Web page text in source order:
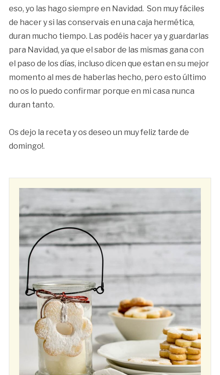
eso, yo las hago siempre en Navidad. Son muy fáciles
de hacer y si las conservais en una caja hermética,
duran mucho tiempo. Las podéis hacer ya y guardarlas
para Navidad, ya que el sabor de las mismas gana con
el paso de los días, incluso dicen que estan en su mejor
momento al mes de haberlas hecho, pero esto último
no os lo puedo confirmar porque en mi casa nunca
duran tanto.
Os dejo la receta y os deseo un muy feliz tarde de
domingo!.